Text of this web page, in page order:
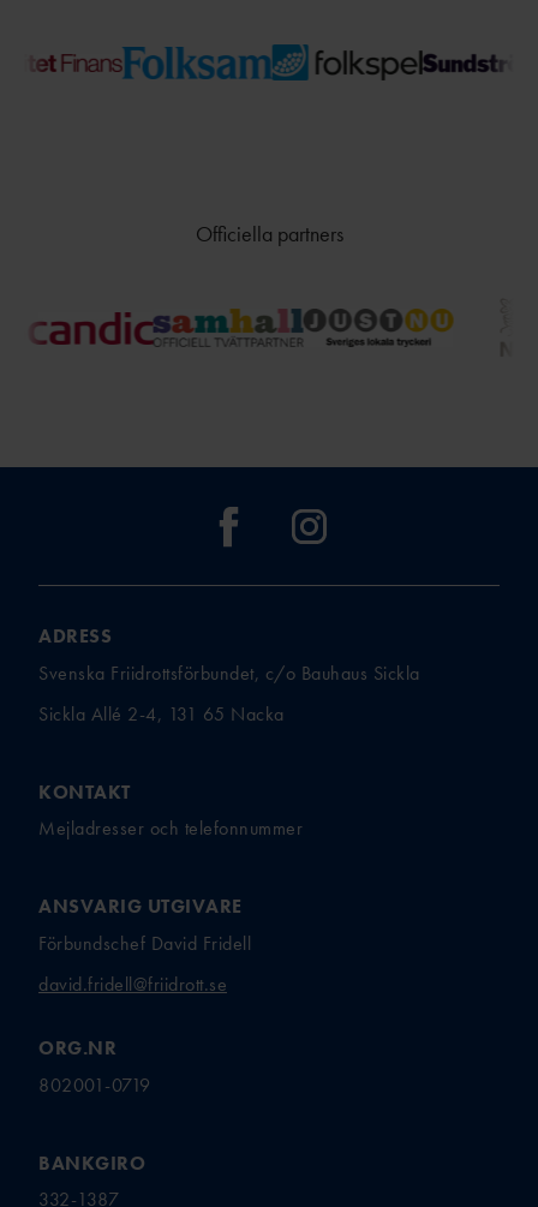
Officiella partners
ADRESS
Svenska Friidrottsförbundet, c/o Bauhaus Sickla
Sickla Allé 2-4, 131 65 Nacka
KONTAKT
Mejladresser och telefonnummer
ANSVARIG UTGIVARE
Förbundschef David Fridell
david.fridell@friidrott.se
ORG.NR
802001-0719
BANKGIRO
332-1387